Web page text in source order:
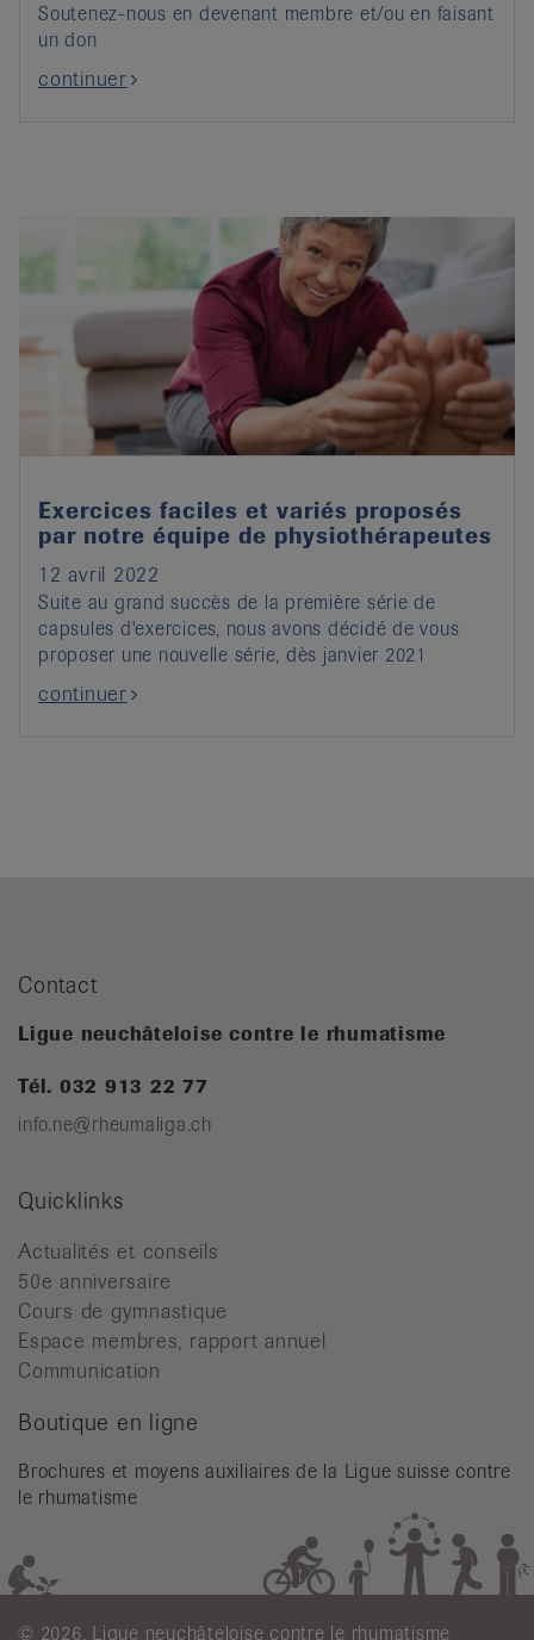
Soutenez-nous en devenant membre et/ou en faisant
un don
continuer
Exercices faciles et variés proposés
par notre équipe de physiothérapeutes
12 avril 2022
Suite au grand succès de la première série de
capsules d'exercices, nous avons décidé de vous
proposer une nouvelle série, dès janvier 2021
continuer
Contact
Ligue neuchâteloise contre le rhumatisme
Tél. 032 913 22 77
info.ne@rheumaliga.ch
Quicklinks
Actualités et conseils
50e anniversaire
Cours de gymnastique
Espace membres, rapport annuel
Communication
Boutique en ligne
Brochures et moyens auxiliaires de la Ligue suisse contre
le rhumatisme
© 2026, Ligue neuchâteloise contre le rhumatisme